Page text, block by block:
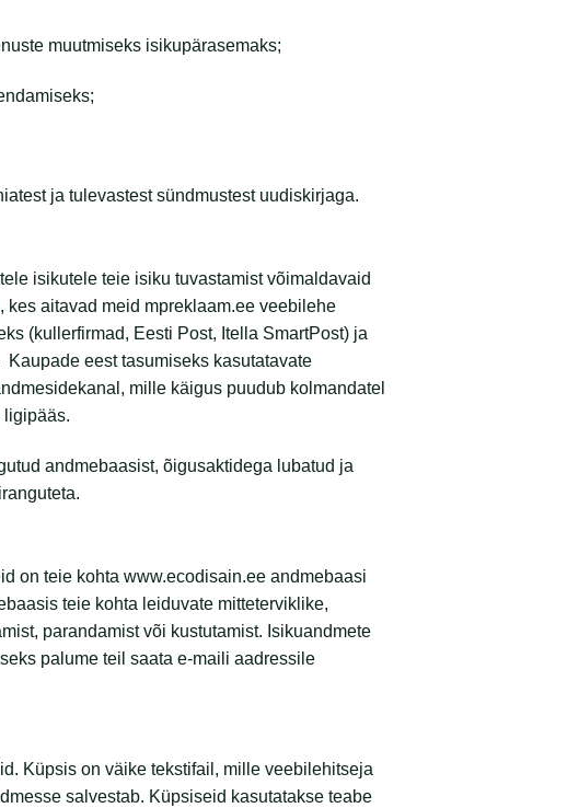
muutmiseks isikupärasemaks;
ja tulevastest sündmustest uudiskirjaga.
isikutele teie isiku tuvastamist võimaldavaid
aitavad meid mpreklaam.ee veebilehe
(kullerfirmad, Eesti Post, Itella SmartPost) ja
eest tasumiseks kasutatavate
mille käigus puudub kolmandatel
andmebaasist, õigusaktidega lubatud ja
on teie kohta www.ecodisain.ee andmebaasi
teie kohta leiduvate mitteterviklike,
parandamist või kustutamist. Isikuandmete
palume teil saata e-maili aadressile
Küpsis on väike tekstifail, mille veebilehitseja
salvestab. Küpsiseid kasutatakse teabe